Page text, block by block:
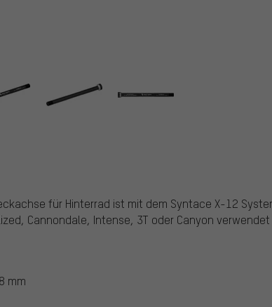
Components
für Hinterrad ist mit dem Syntace X-12
Cannondale, Intense, 3T oder Canyon verwendet
mm